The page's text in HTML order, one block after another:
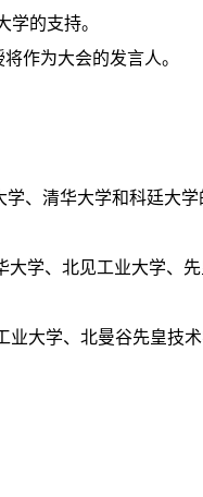
的支持。
作为大会的发言人。
、清华大学和科廷大
学、北见工业大学、
大学、北曼谷先皇技